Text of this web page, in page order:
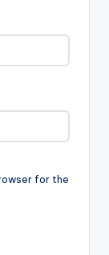
for the